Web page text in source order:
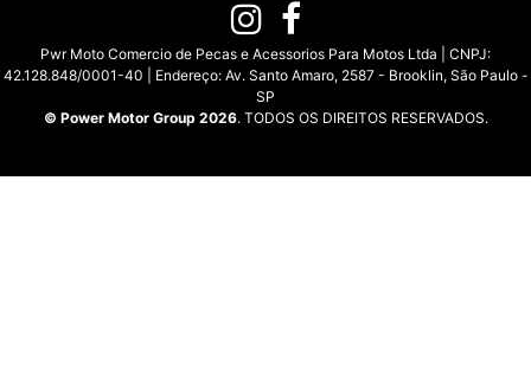
Pwr Moto Comercio de Pecas e Acessorios Para Motos Ltda | CNPJ:
42.128.848/0001-40 | Endereço: Av. Santo Amaro, 2587 - Brooklin, São Paulo -
SP
© Power Motor Group 2026. TODOS OS DIREITOS RESERVADOS.